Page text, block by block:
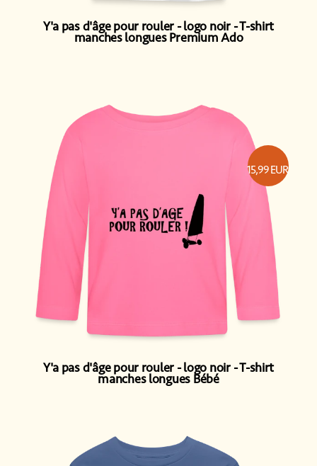
Y'a pas d'âge pour rouler - logo noir T-shirt
manches longues Premium Ado
Y'a pas d'âge pour rouler - logo noir T-shirt
manches longues Bébé
15,99EUR